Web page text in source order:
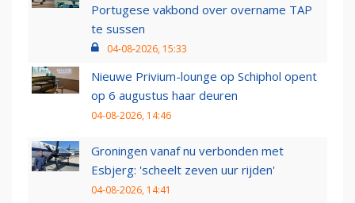
Portugese vakbond over overname TAP
te sussen
04-08-2026, 15:33
Nieuwe Privium-lounge op Schiphol opent
op 6 augustus haar deuren
04-08-2026, 14:46
Groningen vanaf nu verbonden met
Esbjerg: 'scheelt zeven uur rijden'
04-08-2026, 14:41